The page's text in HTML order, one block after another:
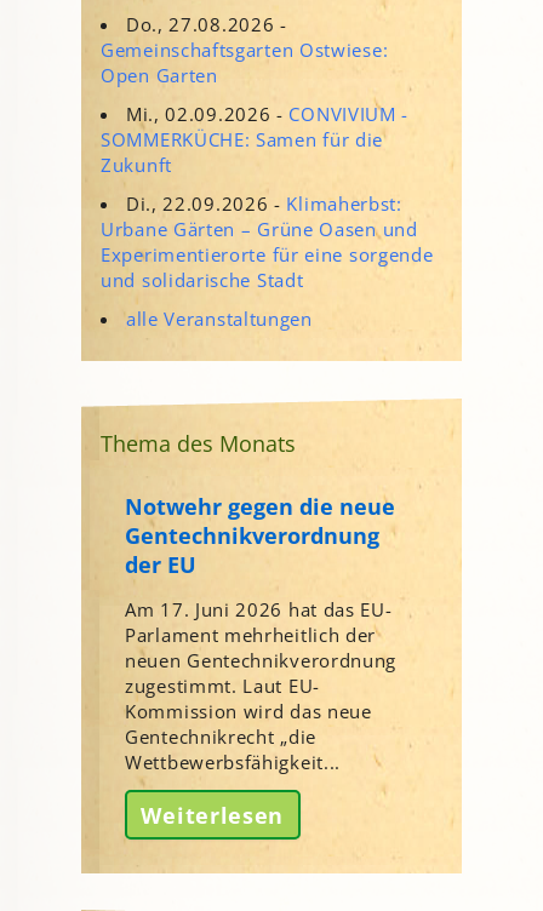
Do., 27.08.2026 -
Gemeinschaftsgarten Ostwiese:
Open Garten
Mi., 02.09.2026 - CONVIVIUM -
SOMMERKÜCHE: Samen für die
Zukunft
Di., 22.09.2026 - Klimaherbst:
Urbane Gärten – Grüne Oasen und
Experimentierorte für eine sorgende
und solidarische Stadt
alle Veranstaltungen
Thema des Monats
Notwehr gegen die neue
Gentechnikverordnung
der EU
Am 17. Juni 2026 hat das EU-
Parlament mehrheitlich der
neuen Gentechnikverordnung
zugestimmt. Laut EU-
Kommission wird das neue
Gentechnikrecht „die
Wettbewerbsfähigkeit...
Weiterlesen